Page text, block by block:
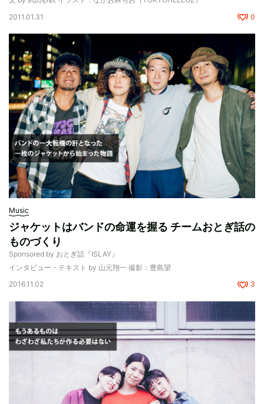
2011.01.31
0
Music
ジャケットはバンドの命運を握る チームおとぎ話の
ものづくり
Sponsored by おとぎ話『ISLAY』
インタビュー・テキスト by 山元翔一 撮影：豊島望
2016.11.02
3